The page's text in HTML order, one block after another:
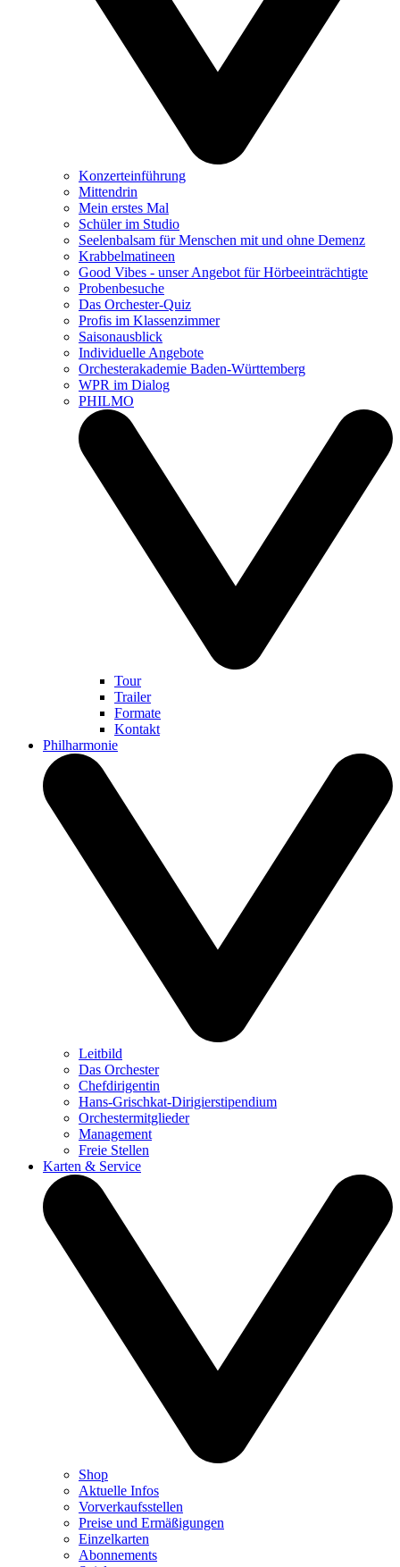
Konzerteinführung
Mittendrin
Mein erstes Mal
Schüler im Studio
Seelenbalsam für Menschen mit und ohne Demenz
Krabbelmatineen
Good Vibes - unser Angebot für Hörbeeinträchtigte
Probenbesuche
Das Orchester-Quiz
Profis im Klassenzimmer
Saisonausblick
Individuelle Angebote
Orchesterakademie Baden-Württemberg
WPR im Dialog
PHILMO
Tour
Trailer
Formate
Kontakt
Philharmonie
Leitbild
Das Orchester
Chefdirigentin
Hans-Grischkat-Dirigierstipendium
Orchestermitglieder
Management
Freie Stellen
Karten & Service
Shop
Aktuelle Infos
Vorverkaufsstellen
Preise und Ermäßigungen
Einzelkarten
Abonnements